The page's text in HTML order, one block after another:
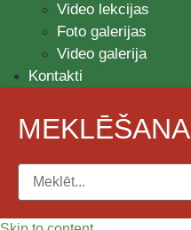
Video lekcijas
Foto galerijas
Video galerija
Kontakti
MEKLĒŠANA